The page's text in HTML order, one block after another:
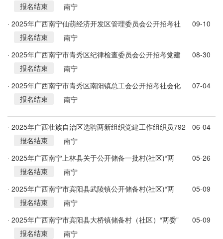
招募13人公告
报名结束
南宁
· 2025年广西南宁仙葫经济开发区管理委员会公开招考社
会化工会工作者简章
09-10
报名结束
南宁
· 2025年广西南宁市青秀区纪律检查委员会公开招考党建
工作指导员简章
08-30
报名结束
南宁
· 2025年广西南宁市青秀区南阳镇总工会公开招考社会化
工会工作者简章
07-04
报名结束
南宁
· 2025年广西壮族自治区选聘两新组织党建工作组织员792
名简章
06-04
报名结束
南宁
· 2025年广西南宁上林县关于公开储备一批村(社区)“两
委”后备人才1400人公告
05-26
报名结束
南宁
· 2025年广西南宁市宾阳县武陵镇公开储备村(社区)“两
委”后备人才的公告
05-09
报名结束
南宁
· 2025年广西南宁市宾阳县大桥镇储备村（社区）“两委”
后备人才公告
05-09
报名结束
南宁